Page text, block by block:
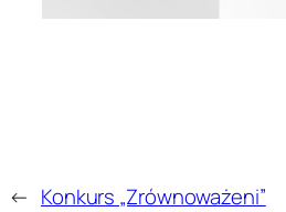
← Konkurs „Zrównoważeni”